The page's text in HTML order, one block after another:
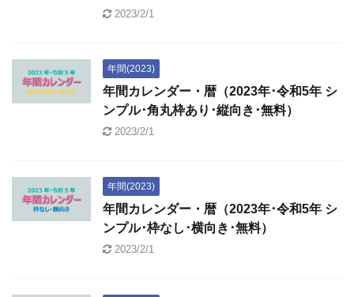
2023/2/1
年間(2023)
年間カレンダー・暦（2023年･令和5年 シ
ンプル･角丸枠あり･縦向き･無料）
2023/2/1
年間(2023)
年間カレンダー・暦（2023年･令和5年 シ
ンプル･枠なし･横向き･無料）
2023/2/1